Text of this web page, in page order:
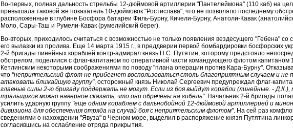
Во-первых, полная дальность стрельбы 12-дюймовой артиллерии "Пантелеймона" (110 каб) на
превышала таковой же показатель 10-дюймовок "Ростислава", что не позволяло последнему
расположенные в глубине Босфора батареи Филь-Бурну, Кичели-Бурну, Анатоли-Кавак
Моло, Сары-Таш и Румели-Кавак (румелийский берег).
Во-вторых, приходилось считаться с возможностью не только появления вездесущего "Гебена" со
его вылазки из пролива. Еще 14 марта 1915 г., в преддверии первой бомбардировки босфорских
2-й бригады линейных кораблей контр-адмирал князь Н.С. Путятин, которому предстояло
обстрелом, поделился с флаг-капитаном по оперативной части командующего флотом капитаном
Кетлинским некоторыми соображениями по поводу "плана операции против Кара-Бурну".
что "неприятельский флот не прибегнет воспользоваться столь благоприятным случаем и не
атаковать ближайшую группу", осторожный князь Николай Сергеевич предупреждал флаг-
главные силы 2-ю бригаду поддержать не могут. Если из боя выйдут корабли (линейные. -
тральщиков можно наверное сказать, что они обречены на гибель". Начальник 2-й бригады
усилить ударную группу "еще одним кораблем с дальнобойной 12-дюймовой артиллерией и
дивизиона для обеспечения отряда на случай боя с неприятельским флотом". На сей раз
сведениями о нахождении "Явуза" в Черном море, выделил в распоряжение князя Путятина
согласившись на ослабление отряда прикрытия.